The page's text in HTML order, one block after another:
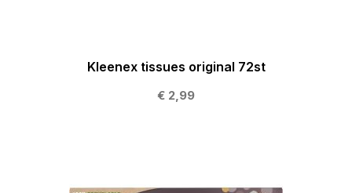
Kleenex tissues original 72st
€ 2,99